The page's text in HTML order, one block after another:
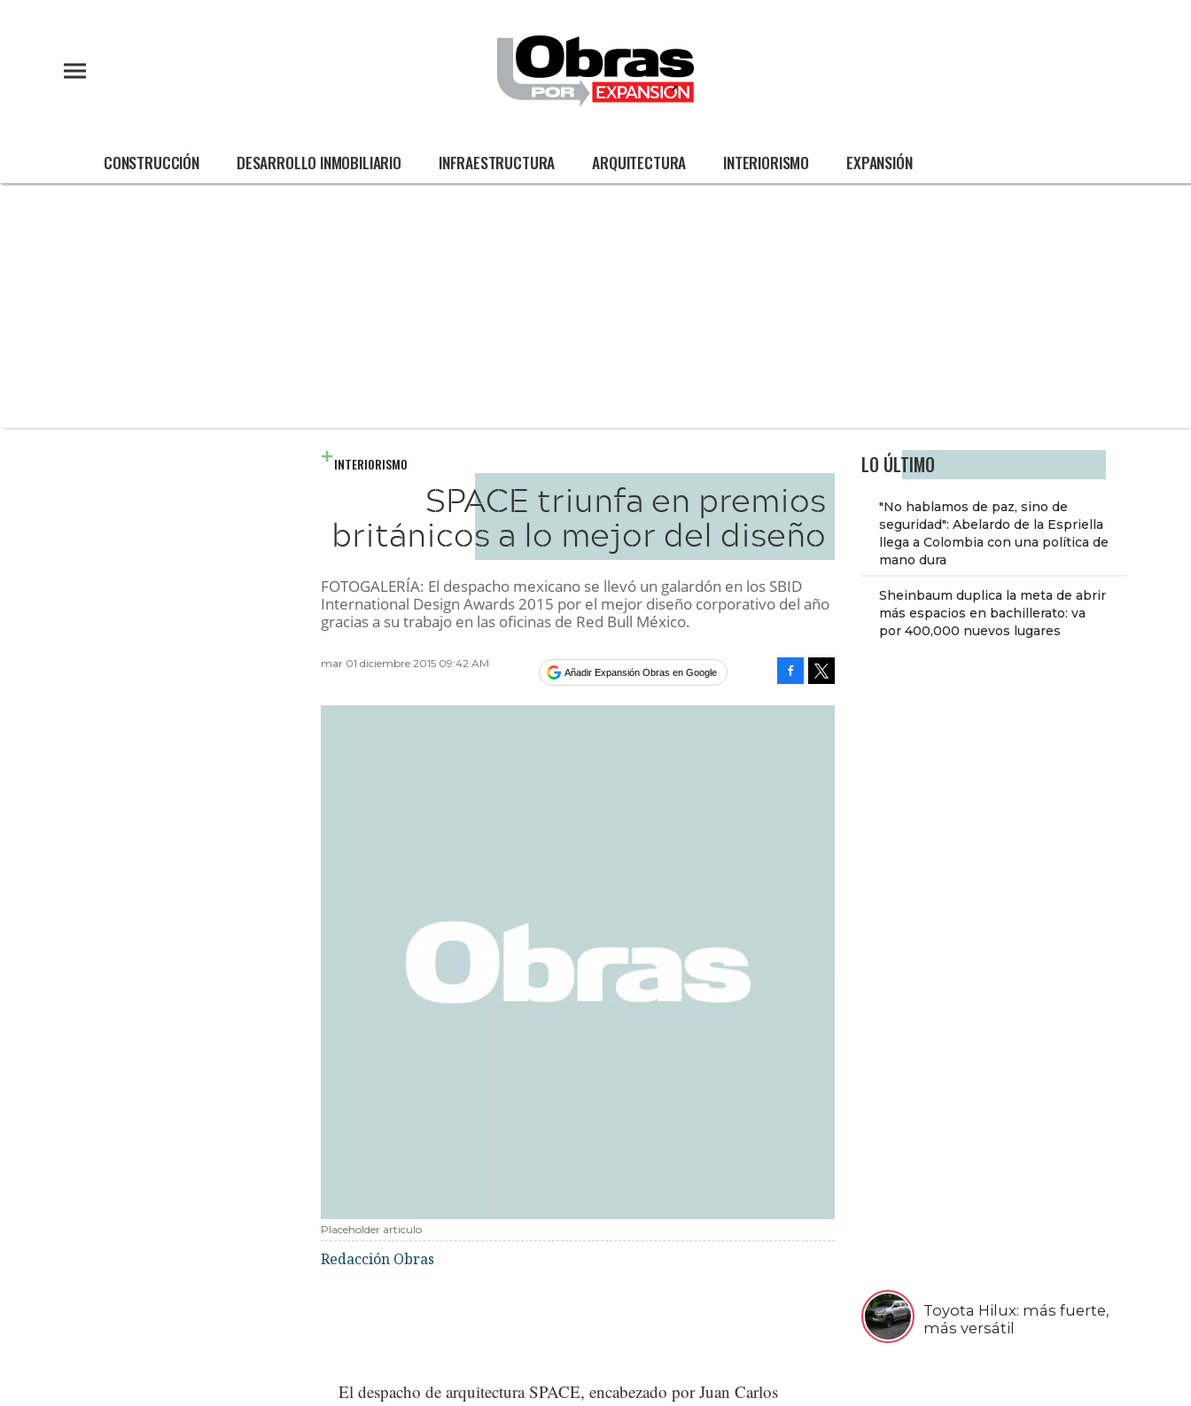
CONSTRUCCIÓN DESARROLLO INMOBILIARIO INFRAESTRUCTURA ARQUITECTURA INTERIORISMO EXPANSIÓN
LO ÚLTIMO
"No hablamos de paz, sino de
seguridad": Abelardo de la Espriella
llega a Colombia con una política de
mano dura
Sheinbaum duplica la meta de abrir
más espacios en bachillerato: va
por 400,000 nuevos lugares
Toyota Hilux: más fuerte,
más versátil
INTERIORISMO
SPACE triunfa en premios
británicos a lo mejor del diseño
FOTOGALERÍA: El despacho mexicano se llevó un galardón en los SBID
International Design Awards 2015 por el mejor diseño corporativo del año
gracias a su trabajo en las oficinas de Red Bull México.
mar 01 diciembre 2015 09:42 AM
Añadir Expansión Obras en Google
Placeholder articulo
Redacción Obras
El despacho de arquitectura SPACE, encabezado por Juan Carlos